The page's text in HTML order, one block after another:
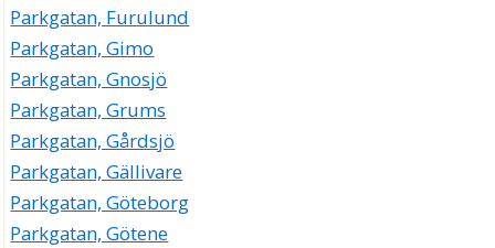
Parkgatan, Furulund
Parkgatan, Gimo
Parkgatan, Gnosjö
Parkgatan, Grums
Parkgatan, Gårdsjö
Parkgatan, Gällivare
Parkgatan, Göteborg
Parkgatan, Götene